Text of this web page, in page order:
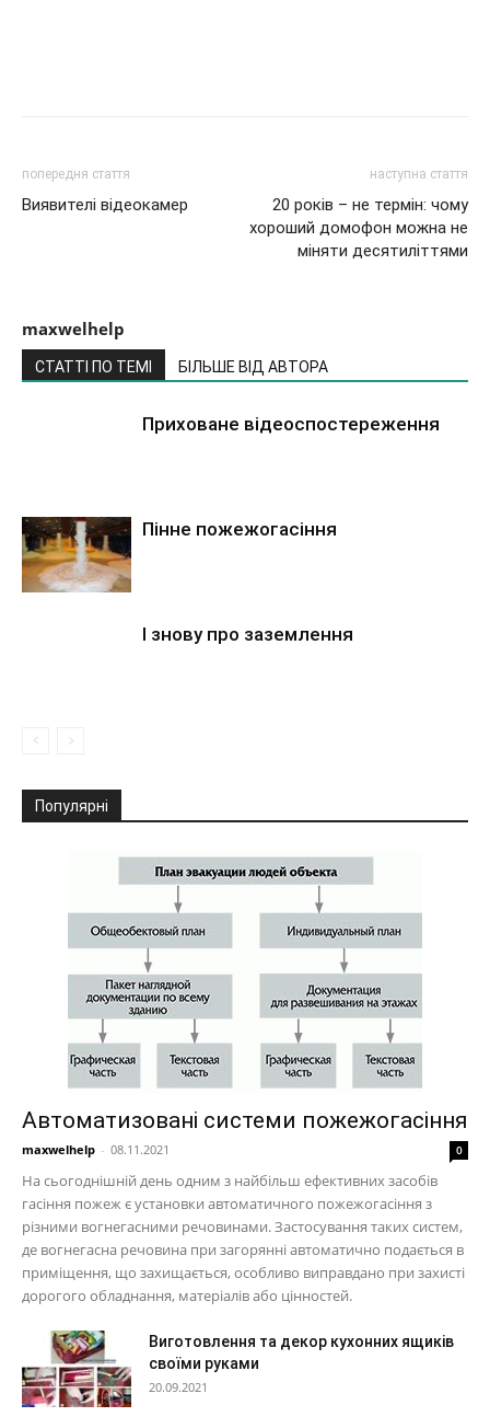
попередня стаття
Виявителі відеокамер
наступна стаття
20 років – не термін: чому
хороший домофон можна не
міняти десятиліттями
maxwelhelp
СТАТТІ ПО ТЕМІ БІЛЬШЕ ВІД АВТОРА
Приховане відеоспостереження
Пінне пожежогасіння
І знову про заземлення
Популярні
Автоматизовані системи пожежогасіння
maxwelhelp - 08.11.2021 0
На сьогоднішній день одним з найбільш ефективних засобів
гасіння пожеж є установки автоматичного пожежогасіння з
різними вогнегасними речовинами. Застосування таких систем,
де вогнегасна речовина при загорянні автоматично подається в
приміщення, що захищається, особливо виправдано при захисті
дорогого обладнання, матеріалів або цінностей.
Виготовлення та декор кухонних ящиків
своїми руками
20.09.2021